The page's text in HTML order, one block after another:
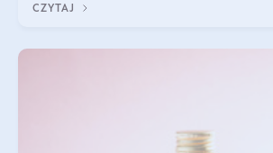
kryteria wyboru!
CZYTAJ